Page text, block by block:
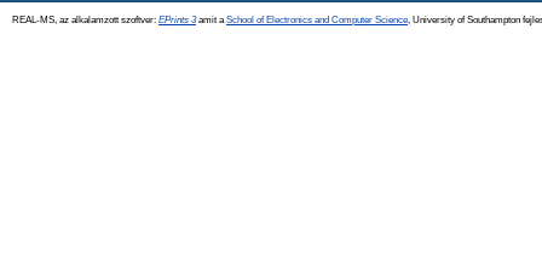
REAL-MS, az alkalamzott szoftver: EPrints 3amit a School of Electronics and Computer Science , University of Southampton